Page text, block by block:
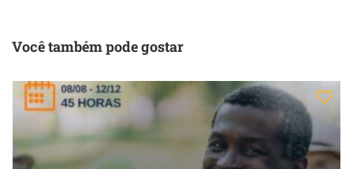
Você também pode gostar